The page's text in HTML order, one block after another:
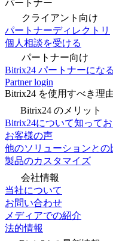
パートナー
クライアント向け
パートナーディレクトリ
個人相談を受ける
パートナー向け
Bitrix24 パートナーになる
Partner login
Bitrix24 を使用すべき理
Bitrix24 のメリット
Bitrix24について知って
お客様の声
他のソリューションとの
製品のカスタマイズ
会社情報
当社について
お問い合わせ
メディアでの紹介
法的情報